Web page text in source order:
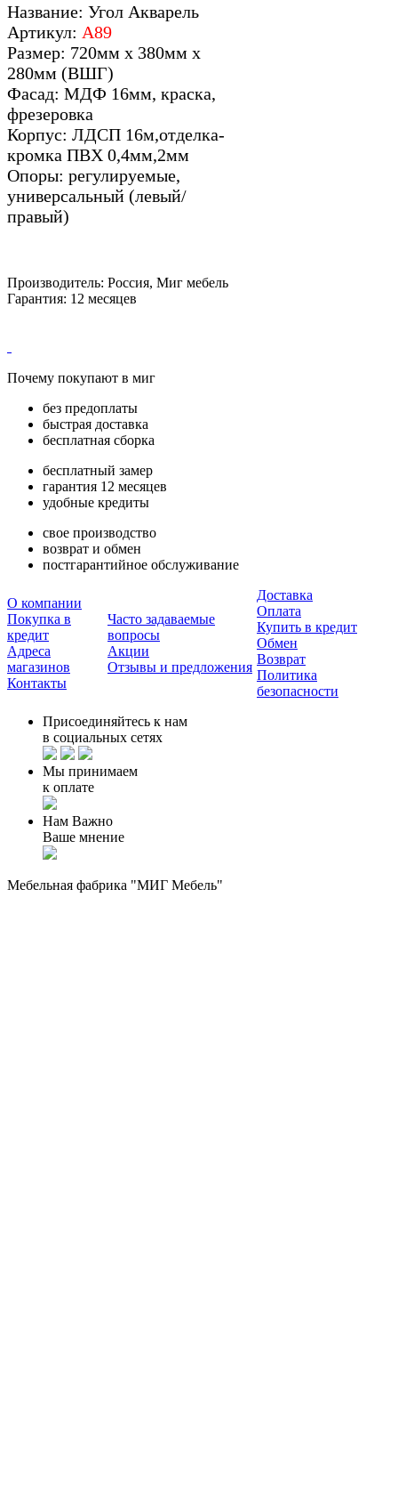
Название: Угол Акварель
Артикул: А89
Размер: 720мм х 380мм х
280мм (ВШГ)
Фасад: МДФ 16мм, краска,
фрезеровка
Корпус: ЛДСП 16м,отделка-
кромка ПВХ 0,4мм,2мм
Опоры: регулируемые,
универсальный (левый/
правый)
Производитель: Россия, Миг мебель
Гарантия: 12 месяцев
Почему покупают в миг
без предоплаты
быстрая доставка
бесплатная сборка
бесплатный замер
гарантия 12 месяцев
удобные кредиты
свое производство
возврат и обмен
постгарантийное обслуживание
О компании
Покупка в
кредит
Адреса
магазинов
Контакты
Часто задаваемые
вопросы
Акции
Отзывы и предложения
Доставка
Оплата
Купить в кредит
Обмен
Возврат
Политика
безопасности
Присоединяйтесь к нам
в социальных сетях
Мы принимаем
к оплате
Нам Важно
Ваше мнение
Мебельная фабрика "МИГ Мебель"